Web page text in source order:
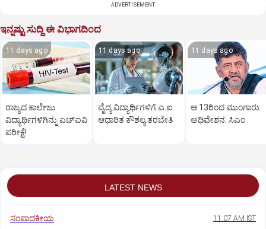
ADVERTISEMENT
ಇನ್ನಷ್ಟು ಸುದ್ದಿ ಈ ವಿಭಾಗದಿಂದ
11 days ago
ರಾಜ್ಯದ ಕಾಲೇಜು
ವಿದ್ಯಾರ್ಥಿಗಳಿಗಿನ್ನು ಎಚ್‌ಐವಿ
ಪರೀಕ್ಷೆ!
11 days ago
ವೈದ್ಯ ವಿದ್ಯಾರ್ಥಿಗಳಿಗೆ ಎ.ಐ.
ಆಧಾರಿತ ಕೌಶಲ್ಯ ತರಬೇತಿ
11 days ago
ಆ.13ರಿಂದ ಮುಂಗಾರು
ಅಧಿವೇಶನ: ಸಿಎಂ
LATEST NEWS
ಸಂಪಾದಕೀಯ 11:07 AM IST